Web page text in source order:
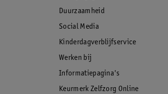
Duurzaamheid
Social Media
Kinderdagverblijfservice
Werken bij
Informatiepagina's
Keurmerk Zelfzorg Online